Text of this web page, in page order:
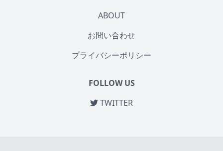
ABOUT
お問い合わせ
プライバシーポリシー
FOLLOW US
TWITTER